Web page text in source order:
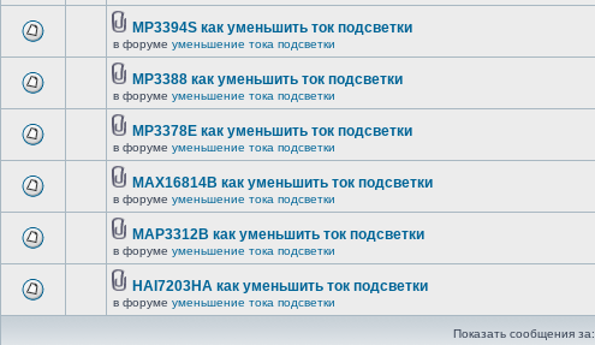
MP3394S как уменьшить ток подсветки
в форуме уменьшение тока подсветки
MP3388 как уменьшить ток подсветки
в форуме уменьшение тока подсветки
MP3378E как уменьшить ток подсветки
в форуме уменьшение тока подсветки
MAX16814B как уменьшить ток подсветки
в форуме уменьшение тока подсветки
MAP3312B как уменьшить ток подсветки
в форуме уменьшение тока подсветки
HAI7203HA как уменьшить ток подсветки
в форуме уменьшение тока подсветки
Показать сообщения за: